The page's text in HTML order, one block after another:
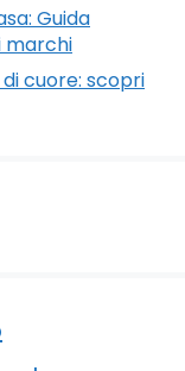
Guida
marchi
cuore: scopri